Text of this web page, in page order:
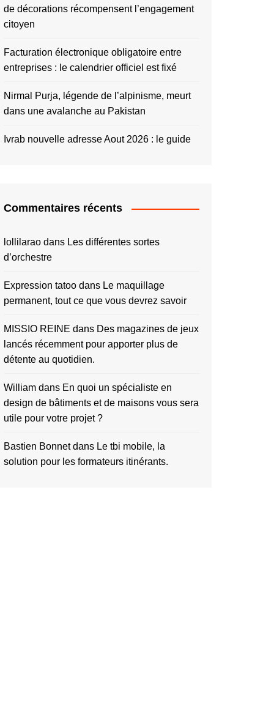
de décorations récompensent l’engagement
citoyen
Facturation électronique obligatoire entre
entreprises : le calendrier officiel est fixé
Nirmal Purja, légende de l’alpinisme, meurt
dans une avalanche au Pakistan
Ivrab nouvelle adresse Aout 2026 : le guide
Commentaires récents
lollilarao dans Les différentes sortes
d’orchestre
Expression tatoo dans Le maquillage
permanent, tout ce que vous devrez savoir
MISSIO REINE dans Des magazines de jeux
lancés récemment pour apporter plus de
détente au quotidien.
William dans En quoi un spécialiste en
design de bâtiments et de maisons vous sera
utile pour votre projet ?
Bastien Bonnetdans Le tbi mobile, la
solution pour les formateurs itinérants.